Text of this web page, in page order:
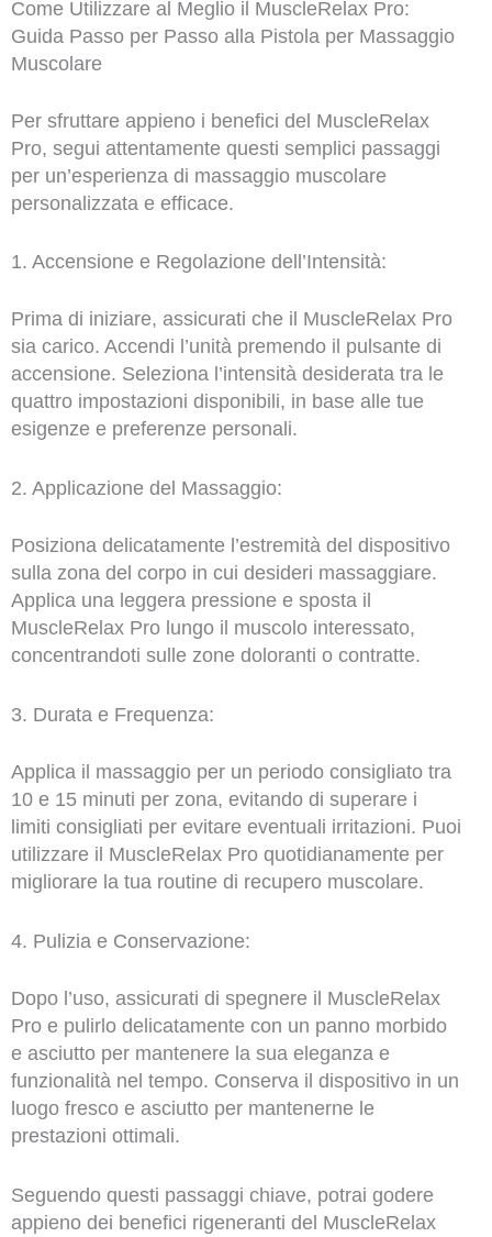
Come Utilizzare al Meglio il MuscleRelax Pro:
Guida Passo per Passo alla Pistola per Massaggio
Muscolare
Per sfruttare appieno i benefici del MuscleRelax
Pro, segui attentamente questi semplici passaggi
per un’esperienza di massaggio muscolare
personalizzata e efficace.
1. Accensione e Regolazione dell’Intensità:
Prima di iniziare, assicurati che il MuscleRelax Pro
sia carico. Accendi l’unità premendo il pulsante di
accensione. Seleziona l’intensità desiderata tra le
quattro impostazioni disponibili, in base alle tue
esigenze e preferenze personali.
2. Applicazione del Massaggio:
Posiziona delicatamente l’estremità del dispositivo
sulla zona del corpo in cui desideri massaggiare.
Applica una leggera pressione e sposta il
MuscleRelax Pro lungo il muscolo interessato,
concentrandoti sulle zone doloranti o contratte.
3. Durata e Frequenza:
Applica il massaggio per un periodo consigliato tra
10 e 15 minuti per zona, evitando di superare i
limiti consigliati per evitare eventuali irritazioni. Puoi
utilizzare il MuscleRelax Pro quotidianamente per
migliorare la tua routine di recupero muscolare.
4. Pulizia e Conservazione:
Dopo l’uso, assicurati di spegnere il MuscleRelax
Pro e pulirlo delicatamente con un panno morbido
e asciutto per mantenere la sua eleganza e
funzionalità nel tempo. Conserva il dispositivo in un
luogo fresco e asciutto per mantenerne le
prestazioni ottimali.
Seguendo questi passaggi chiave, potrai godere
appieno dei benefici rigeneranti del MuscleRelax